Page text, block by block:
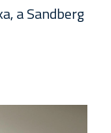
a Sandberg